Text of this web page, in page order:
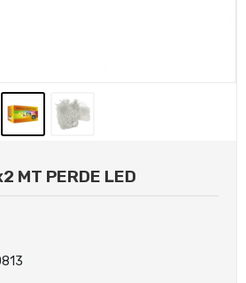
MT PERDE LED